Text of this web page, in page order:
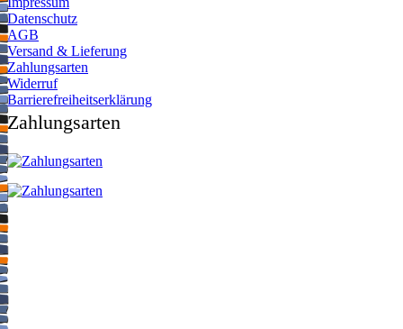
Datenschutz
AGB
Versand & Lieferung
Zahlungsarten
Widerruf
Barrierefreiheitserklärung
Zahlungsarten